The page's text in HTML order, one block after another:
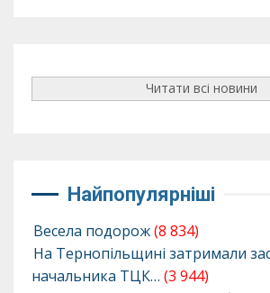
Читати всі новини
Найпопулярніші
Весела подорож(8 834)
На Тернопільщині затримали
начальника ТЦК… (3 944)